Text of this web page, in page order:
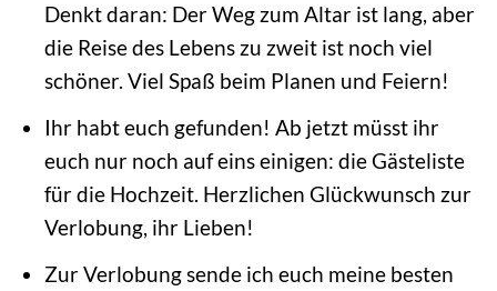
Denkt daran: Der Weg zum Altar ist lang, aber
die Reise des Lebens zu zweit ist noch viel
schöner. Viel Spaß beim Planen und Feiern!
Ihr habt euch gefunden! Ab jetzt müsst ihr
euch nur noch auf eins einigen: die Gästeliste
für die Hochzeit. Herzlichen Glückwunsch zur
Verlobung, ihr Lieben!
Zur Verlobung sende ich euch meine besten